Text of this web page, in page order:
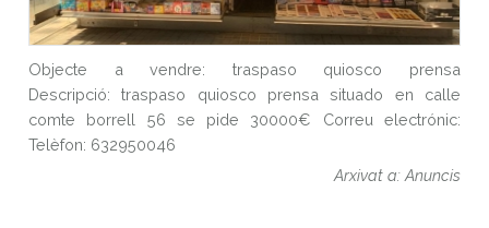
Objecte a vendre: traspaso quiosco prensa
Descripció: traspaso quiosco prensa situado en calle
comte borrell 56 se pide 30000€ Correu electrónic:
Telèfon: 632950046
Arxivat a: Anuncis